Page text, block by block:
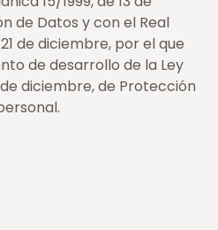
de Datos y con el Real
de diciembre, por el que
de desarrollo de la Ley
de diciembre, de Protección